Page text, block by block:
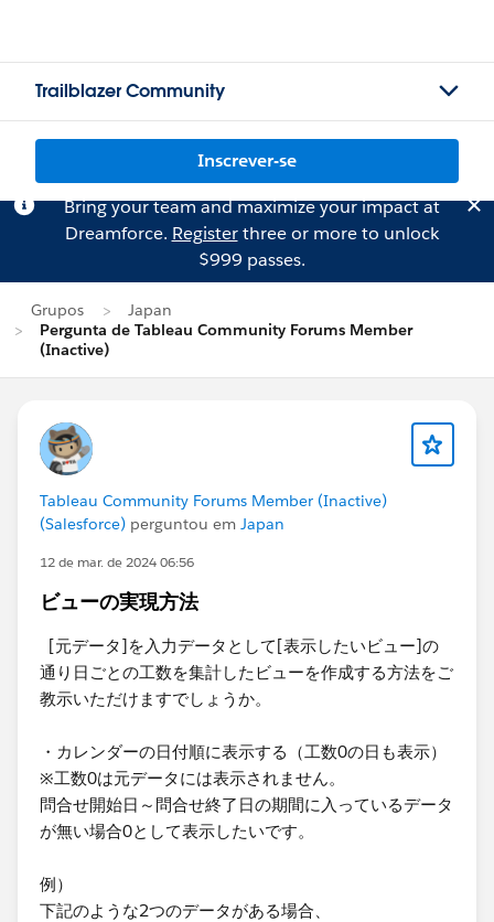
Trailblazer Community
Inscrever-se
Bring your team and maximize your impact at
Dreamforce. Registerthree or more to unlock
$999 passes.
Grupos
Japan
Pergunta de Tableau Community Forums Member
(Inactive)
Tableau Community Forums Member (Inactive)
(Salesforce) perguntou em Japan
12 de mar. de 2024 06:56
ビューの実現方法
[元データ]を入力データとして[表示したいビュー]の
通り日ごとの工数を集計したビューを作成する方法をご
教示いただけますでしょうか。
・カレンダーの日付順に表示する（工数0の日も表示）
※工数0は元データには表示されません。
問合せ開始日～問合せ終了日の期間に入っているデータ
が無い場合0として表示したいです。
例）
​下記のような2つのデータがある場合、